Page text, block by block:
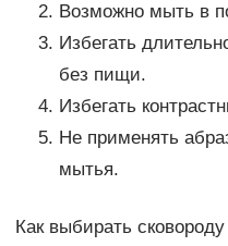
Возможно мыть в
Избегать
без пищи.
Избегать
Не применять
мытья.
Как выбирать